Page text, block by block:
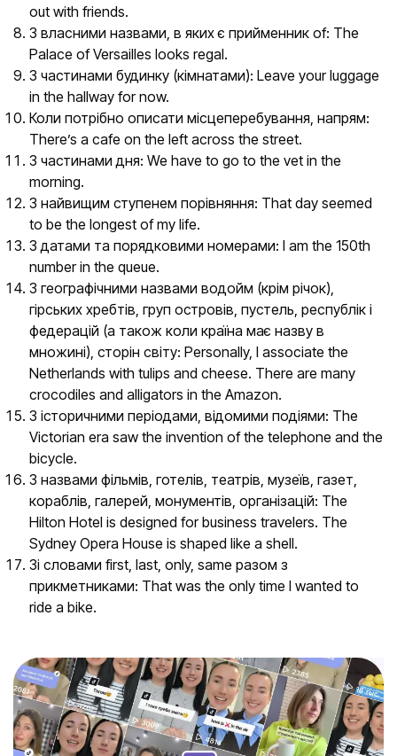
out with friends.
З власними назвами, в яких є прийменник of: The
Palace of Versailles looks regal.
З частинами будинку (кімнатами): Leave your luggage
in the hallway for now.
Коли потрібно описати місцеперебування, напрям:
There’s a cafe on the left across the street.
З частинами дня: We have to go to the vet in the
morning.
З найвищим ступенем порівняння: That day seemed
to be the longest of my life.
З датами та порядковими номерами: I am the 150th
number in the queue.
З географічними назвами водойм (крім річок),
гірських хребтів, груп островів, пустель, республік і
федерацій (а також коли країна має назву в
множині), сторін світу: Personally, I associate the
Netherlands with tulips and cheese. There are many
crocodiles and alligators in the Amazon.
З історичними періодами, відомими подіями: The
Victorian era saw the invention of the telephone and the
bicycle.
З назвами фільмів, готелів, театрів, музеїв, газет,
кораблів, галерей, монументів, організацій: The
Hilton Hotel is designed for business travelers. The
Sydney Opera House is shaped like a shell.
Зі словами first, last, only, same разом з
прикметниками: That was the only time I wanted to
ride a bike.